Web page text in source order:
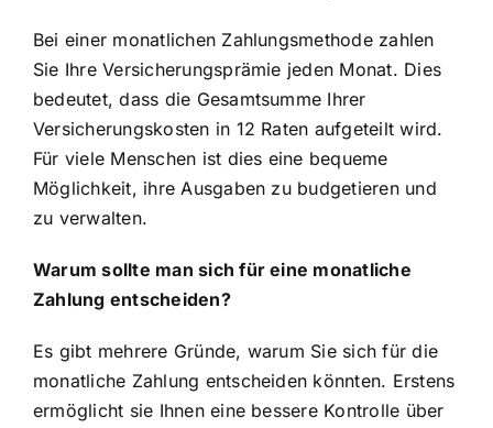
Bei einer monatlichen Zahlungsmethode zahlen
Sie Ihre Versicherungsprämie jeden Monat. Dies
bedeutet, dass die Gesamtsumme Ihrer
Versicherungskosten in 12 Raten aufgeteilt wird.
Für viele Menschen ist dies eine bequeme
Möglichkeit, ihre Ausgaben zu budgetieren und
zu verwalten.
Warum sollte man sich für eine monatliche
Zahlung entscheiden?
Es gibt mehrere Gründe, warum Sie sich für die
monatliche Zahlung entscheiden könnten. Erstens
ermöglicht sie Ihnen eine bessere Kontrolle über